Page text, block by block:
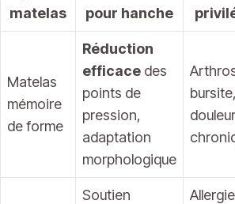
matelas
pour hanche
Matelas
mémoire
de forme
Réduction
efficace des
points de
pression,
adaptation
morphologique
bursite,
Soutien